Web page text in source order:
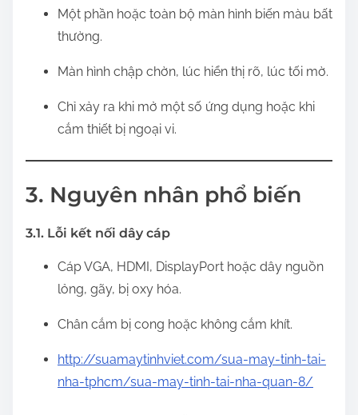
Một phần hoặc toàn bộ màn hình biến màu bất
thường.
Màn hình chập chờn, lúc hiển thị rõ, lúc tối mờ.
Chỉ xảy ra khi mở một số ứng dụng hoặc khi
cắm thiết bị ngoại vi.
3. Nguyên nhân phổ biến
3.1. Lỗi kết nối dây cáp
Cáp VGA, HDMI, DisplayPort hoặc dây nguồn
lỏng, gãy, bị oxy hóa.
Chân cắm bị cong hoặc không cắm khít.
http://suamaytinhviet.com/sua-may-tinh-tai-
nha-tphcm/sua-may-tinh-tai-nha-quan-8/